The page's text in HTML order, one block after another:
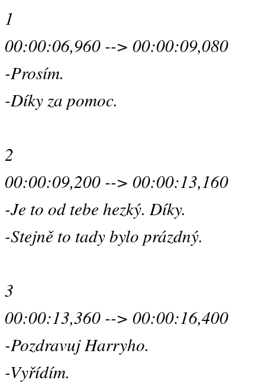
1
00:00:06,960 --> 00:00:09,080
-Prosím.
-Díky za pomoc.
2
00:00:09,200 --> 00:00:13,160
-Je to od tebe hezký. Díky.
-Stejně to tady bylo prázdný.
3
00:00:13,360 --> 00:00:16,400
-Pozdravuj Harryho.
-Vyřídím.